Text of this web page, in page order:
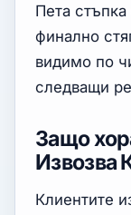
Пета
финално
видимо по
следващи
Защо
Извозва
Клиентите